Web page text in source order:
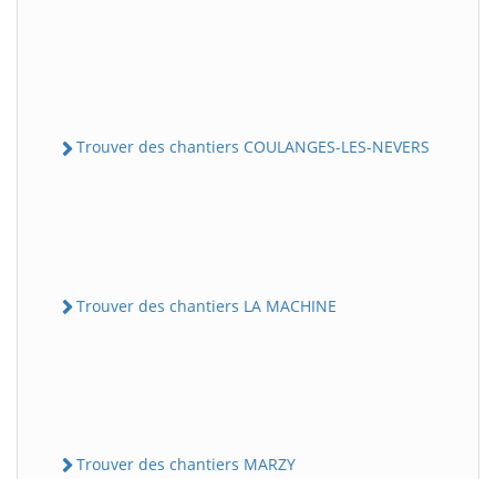
Trouver des chantiers COULANGES-LES-NEVERS
Trouver des chantiers LA MACHINE
Trouver des chantiers MARZY